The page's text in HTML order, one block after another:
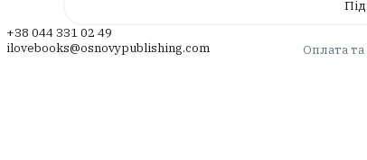
+38 044 331 02 49
ilovebooks@osnovypublishing.com
Оплата та